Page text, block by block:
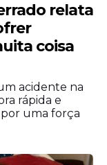
o Dia
relata
coisa
acidente na
rápida e
uma força